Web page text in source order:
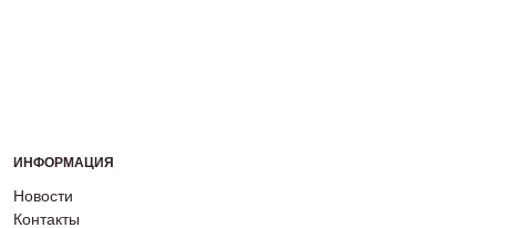
ИНФОРМАЦИЯ
Новости
Контакты